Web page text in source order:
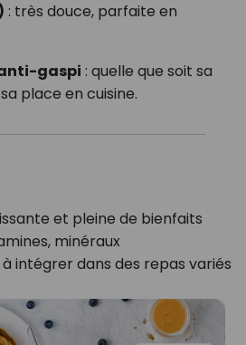
: très douce, parfaite en
gaspi : quelle que soit sa
place en cuisine.
et pleine de bienfaits
minéraux
intégrer dans des repas variés